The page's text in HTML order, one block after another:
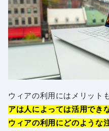
ウィアの利用にはメリット
アは人によっては活用でき
ウィアの利用にどのような